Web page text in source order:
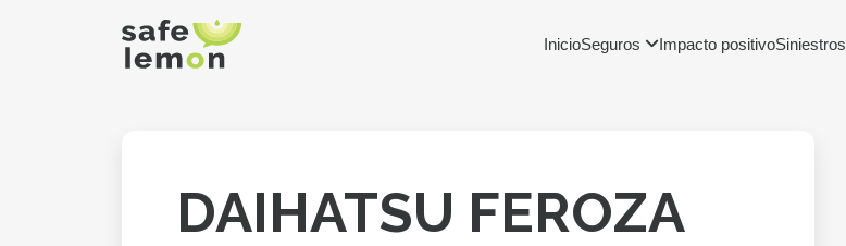
InicioSeguros Impacto positivoSiniestros
DAIHATSU FEROZA